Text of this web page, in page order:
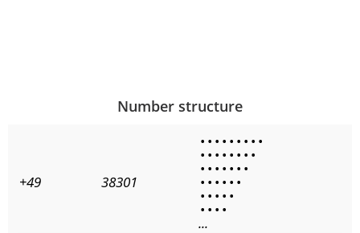
Number structure
+49 38301
• • • • • • • • •
• • • • • • • •
• • • • • • •
• • • • • •
• • • • •
• • • •
...